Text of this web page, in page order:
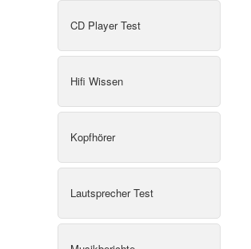
CD Player Test
Hifi Wissen
Kopfhörer
Lautsprecher Test